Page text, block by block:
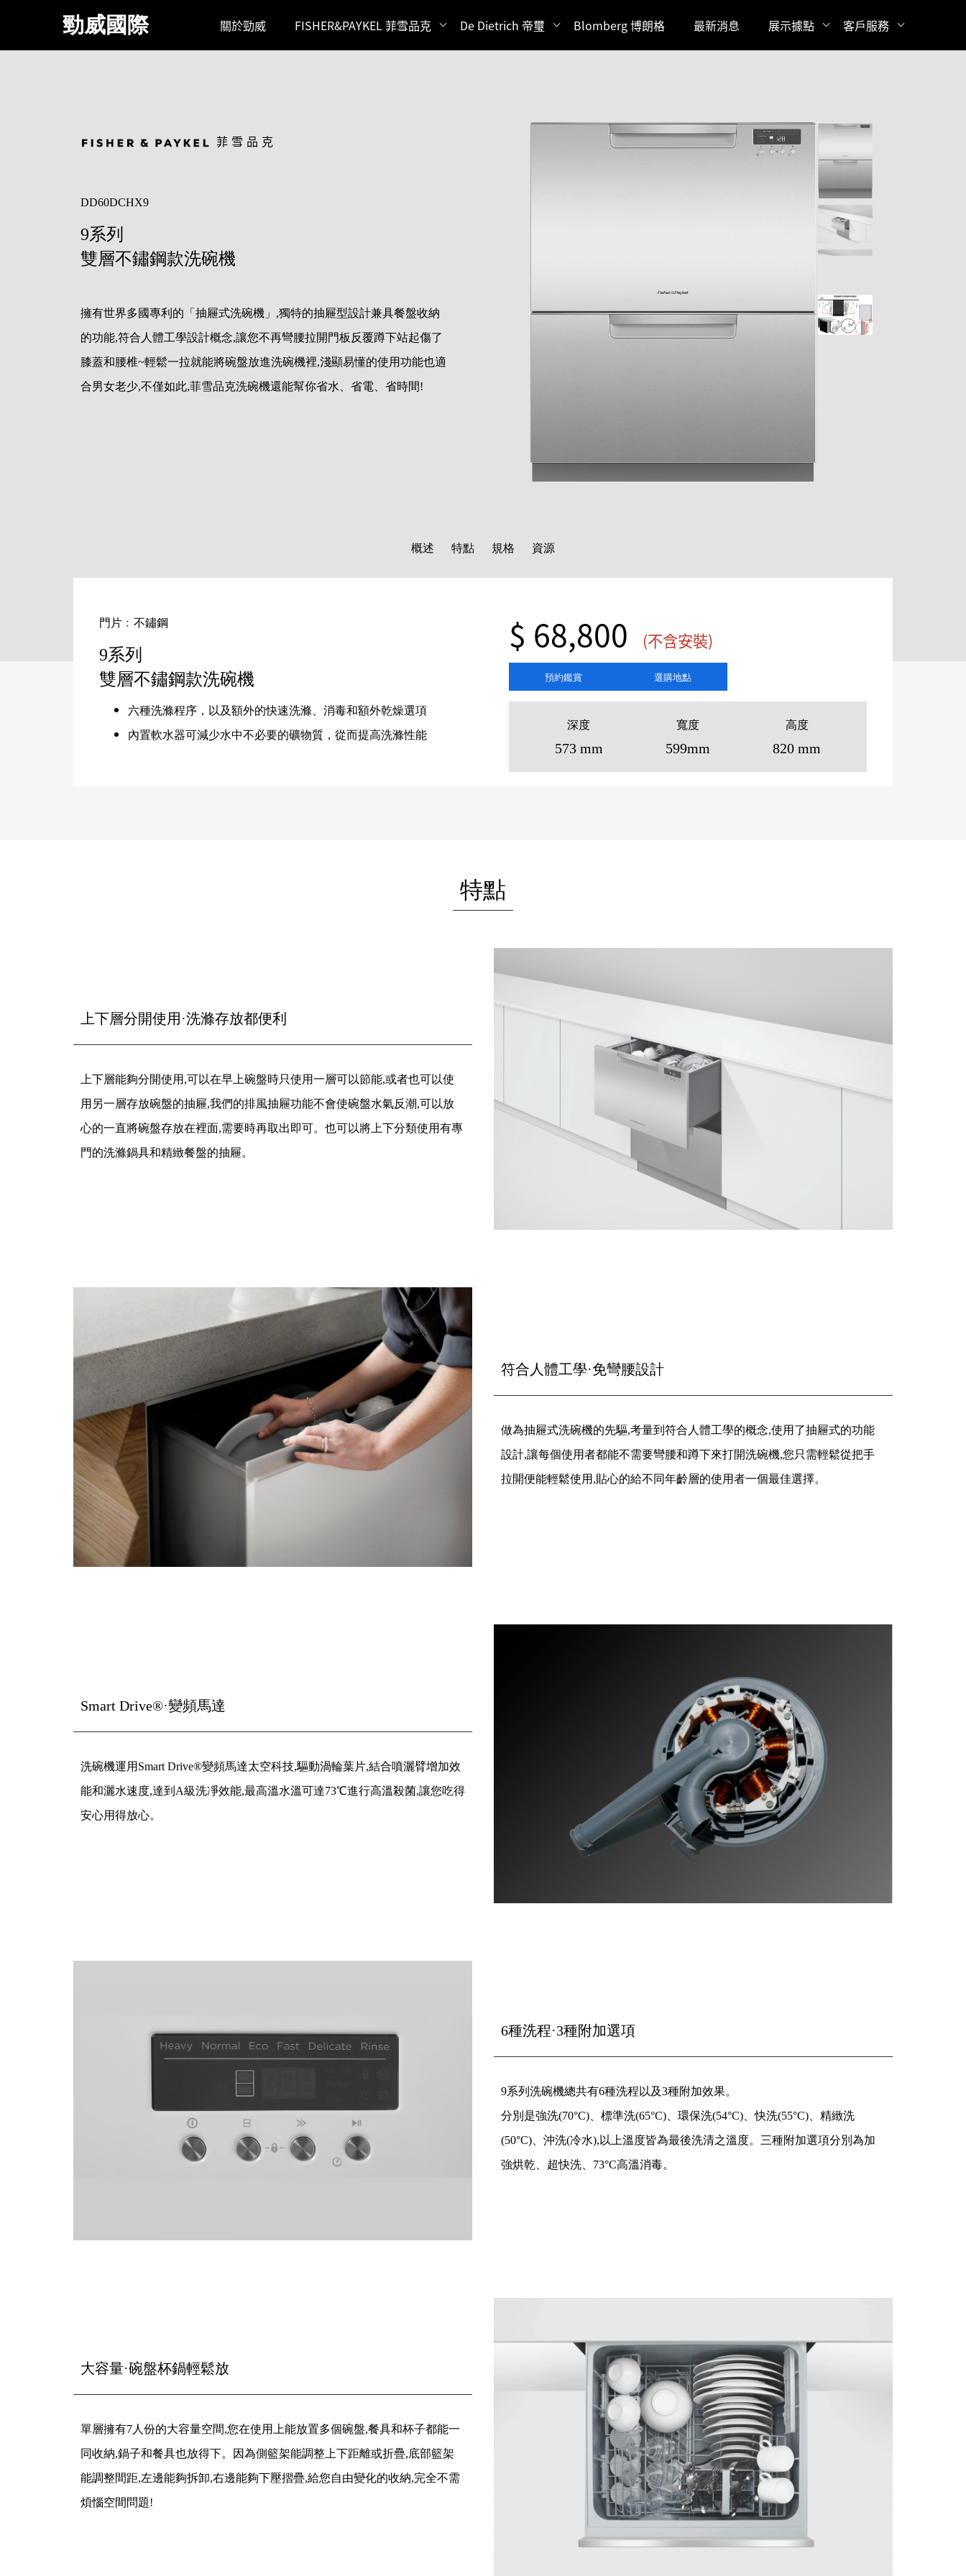
主
勁威國際 關於勁威 FISHER&PAYKEL 菲雪品克 De Dietrich 帝璽 Blomberg 博朗格 最新消息 展示據點 客戶服務
菲雪品克
DD60DCHX9
9系列
雙層不鏽鋼款洗碗機
擁有世界多國專利的「抽屜式洗碗機」,獨特的抽屜型設計兼具餐盤收納
的功能,符合人體工學設計概念,讓您不再彎腰拉開門板反覆蹲下站起傷了
膝蓋和腰椎~輕鬆一拉就能將碗盤放進洗碗機裡,淺顯易懂的使用功能也適
合男女老少,不僅如此,菲雪品克洗碗機還能幫你省水、省電、省時間!
概述 特點 規格 資源
門片﹕不鏽鋼
9系列
雙層不鏽鋼款洗碗機
六種洗滌程序，以及額外的快速洗滌、消毒和額外乾燥選項
內置軟水器可減少水中不必要的礦物質，從而提高洗滌性能
$ 68,800 (不含安裝)
預約鑑賞 選購地點
深度
573 mm
寬度
599mm
高度
820 mm
特點
上下層分開使用·洗滌存放都便利
上下層能夠分開使用,可以在早上碗盤時只使用一層可以節能,或者也可以使
用另一層存放碗盤的抽屜,我們的排風抽屜功能不會使碗盤水氣反潮,可以放
心的一直將碗盤存放在裡面,需要時再取出即可。也可以將上下分類使用有專
門的洗滌鍋具和精緻餐盤的抽屜。
符合人體工學·免彎腰設計
做為抽屜式洗碗機的先驅,考量到符合人體工學的概念,使用了抽屜式的功能
設計,讓每個使用者都能不需要彎腰和蹲下來打開洗碗機,您只需輕鬆從把手
拉開便能輕鬆使用,貼心的給不同年齡層的使用者一個最佳選擇。
Smart Drive®·變頻馬達
洗碗機運用Smart Drive®變頻馬達太空科技,驅動渦輪葉片,結合噴灑臂增加效
能和灑水速度,達到A級洗凈效能,最高溫水溫可達73℃進行高溫殺菌,讓您吃得
安心用得放心。
6種洗程·3種附加選項
9系列洗碗機總共有6種洗程以及3種附加效果。
分別是強洗(70°C)、標準洗(65°C)、環保洗(54°C)、快洗(55°C)、精緻洗
(50°C)、沖洗(冷水),以上溫度皆為最後洗清之溫度。三種附加選項分別為加
強烘乾、超快洗、73°C高溫消毒。
大容量·碗盤杯鍋輕鬆放
單層擁有7人份的大容量空間,您在使用上能放置多個碗盤,餐具和杯子都能一
同收納,鍋子和餐具也放得下。因為側籃架能調整上下距離或折疊,底部籃架
能調整間距,左邊能夠拆卸,右邊能夠下壓摺疊,給您自由變化的收納,完全不需
煩惱空間問題!